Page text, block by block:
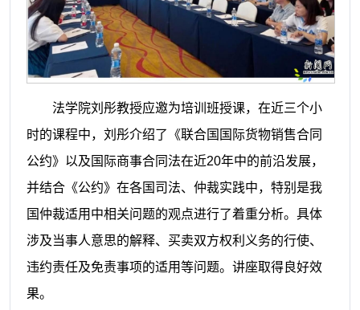
法学院刘彤教授应邀为培训班授课，在近三个小
时的课程中，刘彤介绍了《联合国国际货物销售合同
公约》以及国际商事合同法在近20年中的前沿发展，
并结合《公约》在各国司法、仲裁实践中，特别是我
国仲裁适用中相关问题的观点进行了着重分析。具体
涉及当事人意思的解释、买卖双方权利义务的行使、
违约责任及免责事项的适用等问题。讲座取得良好效
果。